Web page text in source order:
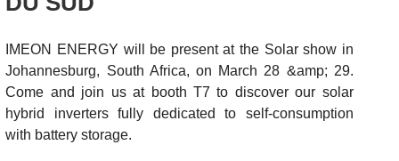
IMEON ENERGY will be present at the Solar show in
Johannesburg, South Africa, on March 28 &amp; 29.
Come and join us at booth T7 to discover our solar
hybrid inverters fully dedicated to self-consumption
with battery storage.